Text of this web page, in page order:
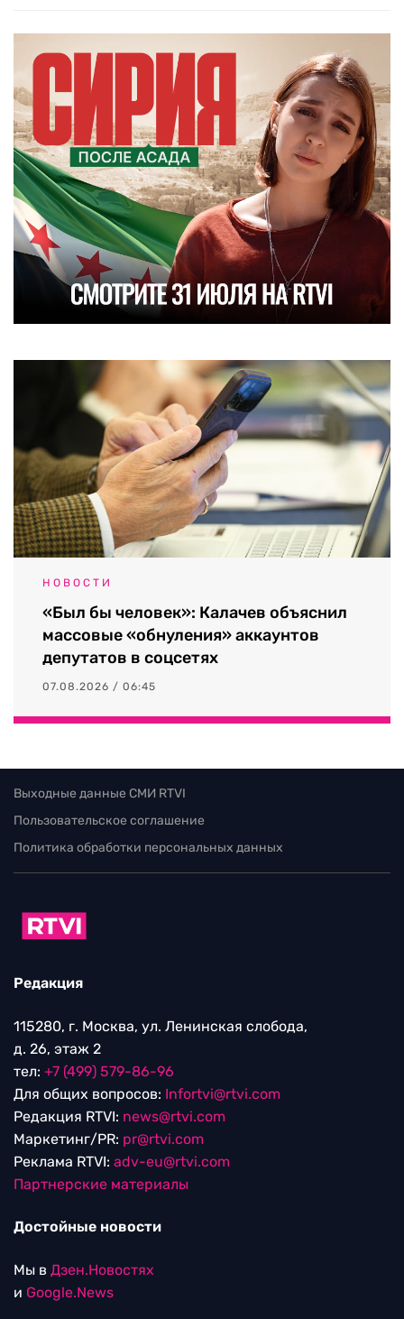
НОВОСТИ
«Был бы человек»: Калачев объяснил
массовые «обнуления» аккаунтов
депутатов в соцсетях
07.08.2026 / 06:45
Выходные данные СМИ RTVI
Пользовательское соглашение
Политика обработки персональных данных
Редакция
115280, г. Москва, ул. Ленинская слобода,
д. 26, этаж 2
тел: +7 (499) 579-86-96
Для общих вопросов: Infortvi@rtvi.com
Редакция RTVI: news@rtvi.com
Маркетинг/PR: pr@rtvi.com
Реклама RTVI: adv-eu@rtvi.com
Партнерские материалы
Достойные новости
Мы в Дзен.Новостях
и Google.News